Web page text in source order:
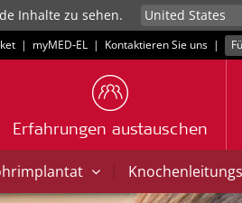
Inhalte zu sehen.
| myMED‑EL | Kontaktieren Sie uns |
Erfahrungen austauschen
|